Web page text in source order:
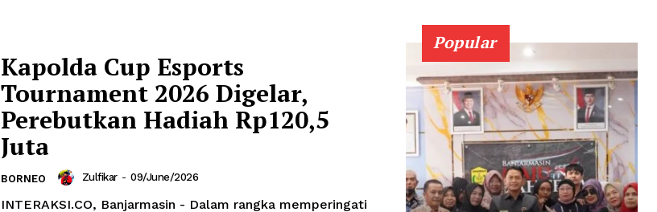
Kapolda Cup Esports
Tournament 2026 Digelar,
Perebutkan Hadiah Rp120,5
Juta
BORNEO Zulfikar - 09/June/2026
INTERAKSI.CO, Banjarmasin - Dalam rangka memperingati
Popular